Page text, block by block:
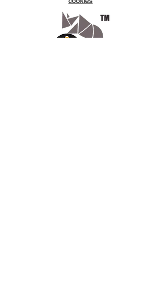
Acheter votre -ROSA3D - PLA
STARTER - JUNGLE SILK -